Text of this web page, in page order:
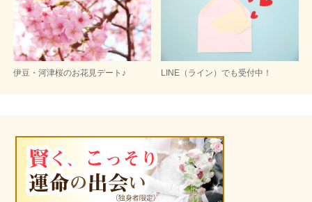
伊豆・河津桜のお花見デート♪ LINE（ライン）でも受付中！